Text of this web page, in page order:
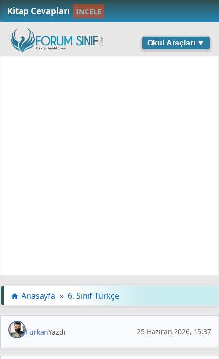
Kitap Cevapları İNCELE
Okul Araçları ▼
Anasayfa » 6. Sınıf Türkçe
FurkanYazdı 25 Haziran 2026, 15:37